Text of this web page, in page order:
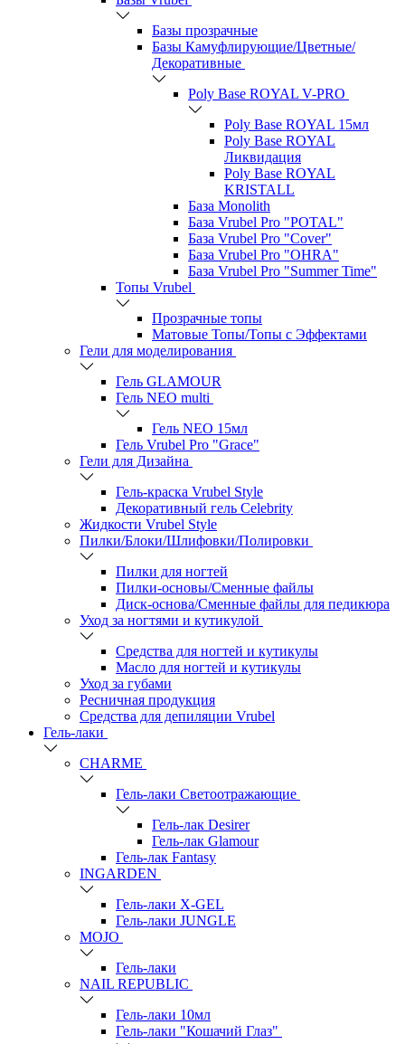
Базы прозрачные
Базы Камуфлирующие/Цветные/
Декоративные
Poly Base ROYAL V-PRO
Poly Base ROYAL 15мл
Poly Base ROYAL
Ликвидация
Poly Base ROYAL
KRISTALL
База Monolith
База Vrubel Pro "POTAL"
База Vrubel Pro "Сover"
База Vrubel Pro "OHRA"
База Vrubel Pro "Summer Time"
Топы Vrubel
Прозрачные топы
Матовые Топы/Топы с Эффектами
Гели для моделирования
Гель GLAMOUR
Гель NEO multi
Гель NEO 15мл
Гель Vrubel Pro "Grace"
Гели для Дизайна
Гель-краска Vrubel Style
Декоративный гель Celebrity
Жидкости Vrubel Style
Пилки/Блоки/Шлифовки/Полировки
Пилки для ногтей
Пилки-основы/Сменные файлы
Диск-основа/Сменные файлы для педикюра
Уход за ногтями и кутикулой
Средства для ногтей и кутикулы
Масло для ногтей и кутикулы
Уход за губами
Ресничная продукция
Средства для депиляции Vrubel
Гель-лаки
СHARME
Гель-лаки Светоотражающие
Гель-лак Desirer
Гель-лак Glamour
Гель-лак Fantasy
INGARDEN
Гель-лаки Х-GEL
Гель-лаки JUNGLE
MOJO
Гель-лаки
NAIL REPUBLIC
Гель-лаки 10мл
Гель-лаки "Кошачий Глаз"